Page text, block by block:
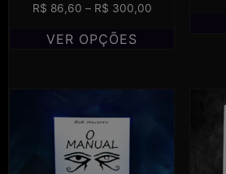
R$ 86,60 – R$ 300,00
VER OPÇÕES